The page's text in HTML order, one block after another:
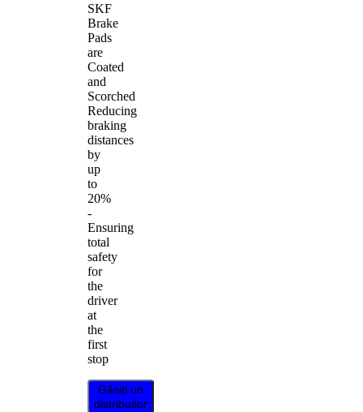
SKF
Brake
Pads
are
Coated
and
Scorched
Reducing
braking
distances
by
up
to
20%
-
Ensuring
total
safety
for
the
driver
at
the
first
stop
Găsiți un
distribuitor